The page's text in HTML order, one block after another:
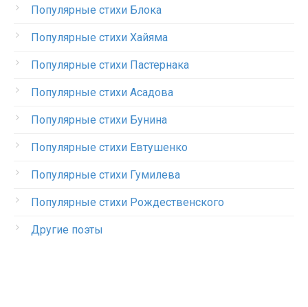
Популярные стихи Блока
Популярные стихи Хайяма
Популярные стихи Пастернака
Популярные стихи Асадова
Популярные стихи Бунина
Популярные стихи Евтушенко
Популярные стихи Гумилева
Популярные стихи Рождественского
Другие поэты